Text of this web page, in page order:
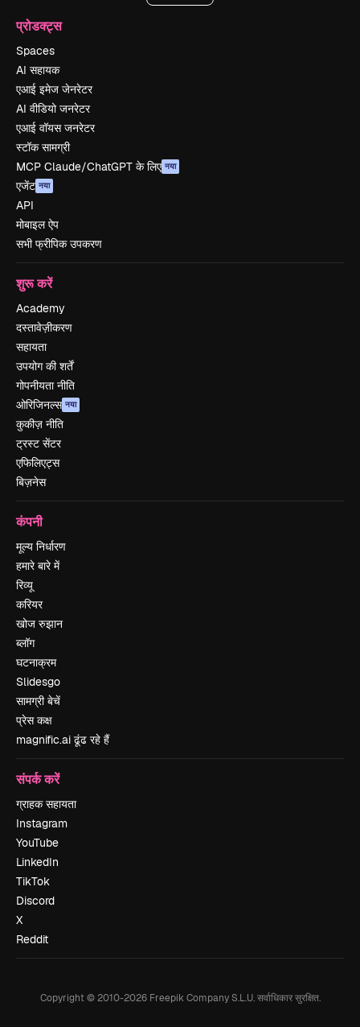
प्रोडक्ट्स
Spaces
AI सहायक
एआई इमेज जेनरेटर
AI वीडियो जनरेटर
एआई वॉयस जनरेटर
स्टॉक सामग्री
MCP Claude/ChatGPT के लिए नया
एजेंट नया
API
मोबाइल ऐप
सभी फ्रीपिक उपकरण
शुरू करें
Academy
दस्तावेज़ीकरण
सहायता
उपयोग की शर्तें
गोपनीयता नीति
ओरिजिनल्स नया
कुकीज़ नीति
ट्रस्ट सेंटर
एफिलिएट्स
बिज़नेस
कंपनी
मूल्य निर्धारण
हमारे बारे में
रिव्यू
करियर
खोज रुझान
ब्लॉग
घटनाक्रम
Slidesgo
सामग्री बेचें
प्रेस कक्ष
magnific.ai ढूंढ रहे हैं
संपर्क करें
ग्राहक सहायता
Instagram
YouTube
LinkedIn
TikTok
Discord
X
Reddit
Copyright © 2010-2026Freepik Company S.L.U. सर्वाधिकार सुरक्षित.